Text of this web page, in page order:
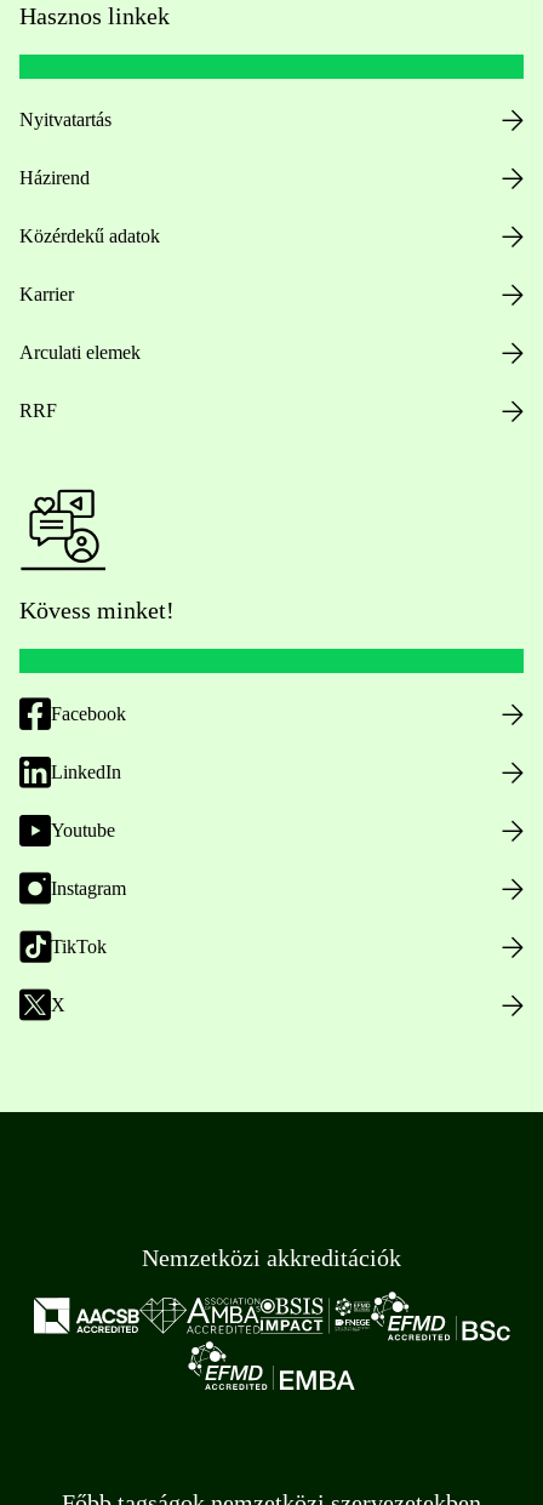
Hasznos linkek
Nyitvatartás
Házirend
Közérdekű adatok
Karrier
Arculati elemek
RRF
Kövess minket!
Facebook
LinkedIn
Youtube
Instagram
TikTok
X
Nemzetközi akkreditációk